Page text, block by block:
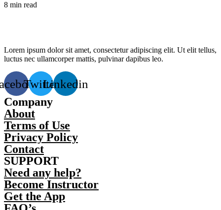
8 min read
Lorem ipsum dolor sit amet, consectetur adipiscing elit. Ut elit tellus,
luctus nec ullamcorper mattis, pulvinar dapibus leo.
TwitterLinkedin
Company
About
Terms of Use
Privacy Policy
Contact
SUPPORT
Need any help?
Become Instructor
Get the App